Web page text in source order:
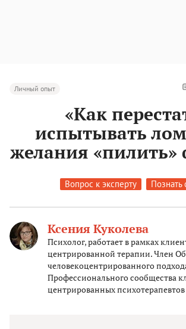
Личный опыт
«Как
испытывать
желания «пилить»
Вопрос к эксперту Познать
Ксения Куколева
Психолог, работает в рамках
центрированной терапии. Член
человекоцентрированного
Профессионального сообщества
центрированных